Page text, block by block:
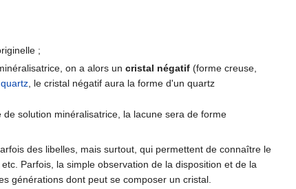
;
on a alors uncristal négatif (forme creuse,
quartz , le cristal négatif aura la forme d'un quartz
solution minéralisatrice, la lacune sera de forme
des libelles, mais surtout, qui permettent de connaître le
Parfois, la simple observation de la disposition et de la
générations dont peut se composer un cristal.